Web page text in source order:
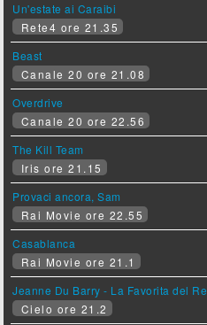
Un'estate ai Caraibi
Rete4 ore 21.35
Beast
Canale 20 ore 21.08
Overdrive
Canale 20 ore 22.56
The Kill Team
Iris ore 21.15
Provaci ancora, Sam
Rai Movie ore 22.55
Casablanca
Rai Movie ore 21.1
Jeanne Du Barry - La Favorita del Re
Cielo ore 21.2